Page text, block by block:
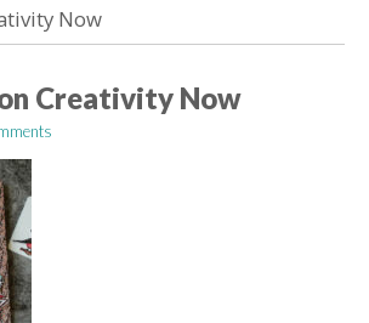
Now
Creativity Now